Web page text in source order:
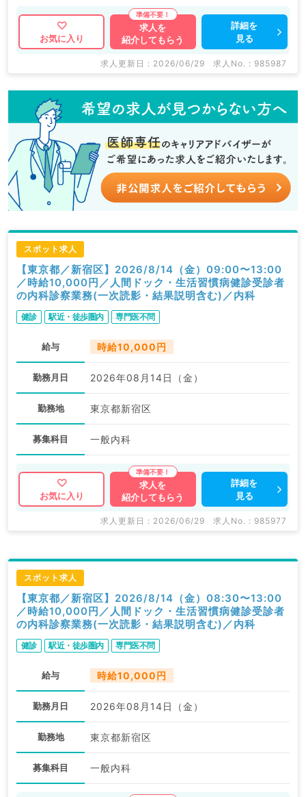
お気に入り
求人を
紹介してもらう
詳細を
見る
求人更新日 : 2026/06/29 求人No. : 985987
スポット求人
【東京都／新宿区】2026/8/14（金）09:00〜13:00
／時給10,000円／人間ドック・生活習慣病健診受診者
の内科診察業務(一次読影・結果説明含む)／内科
健診 駅近・徒歩圏内 専門医不問
給与 時給10,000円
勤務月日 2026年08月14日（金）
勤務地 東京都新宿区
募集科目 一般内科
お気に入り
求人を
紹介してもらう
詳細を
見る
求人更新日 : 2026/06/29 求人No. : 985977
スポット求人
【東京都／新宿区】2026/8/14（金）08:30〜13:00
／時給10,000円／人間ドック・生活習慣病健診受診者
の内科診察業務(一次読影・結果説明含む)／内科
健診 駅近・徒歩圏内 専門医不問
給与 時給10,000円
勤務月日 2026年08月14日（金）
勤務地 東京都新宿区
募集科目 一般内科